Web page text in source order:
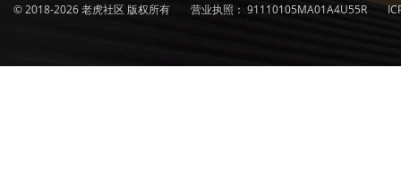
© 2018-2026 老虎社区 版权所有
营业执照： 91110105MA01A4U55R